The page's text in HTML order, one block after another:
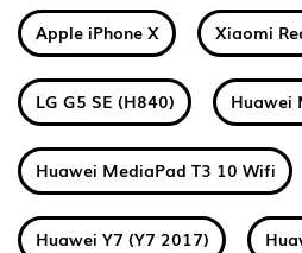
Apple iPhone X Xiaomi
LG G5 SE (H840) Huawei
Huawei MediaPad T3 10 Wifi
Huawei Y7 (Y7 2017)